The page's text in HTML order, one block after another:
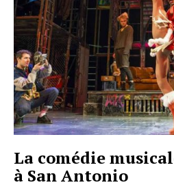
La comédie
à San Antonio